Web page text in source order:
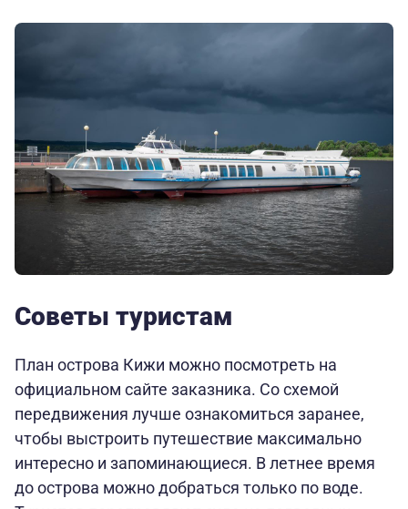
Советы туристам
План острова Кижи можно посмотреть на
официальном сайте заказника. Со схемой
передвижения лучше ознакомиться заранее,
чтобы выстроить путешествие максимально
интересно и запоминающиеся. В летнее время
до острова можно добраться только по воде.